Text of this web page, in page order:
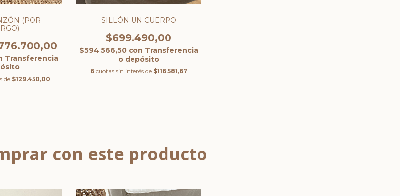
(POR
Transferencia
de $129.450,00
SILLÓN UN CUERPO
$699.490,00
$594.566,50 con Transferencia
o depósito
6 cuotas sin interés de $116.581,67
con este producto